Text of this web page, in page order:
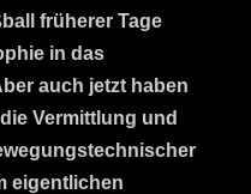
früherer Tage
in das
auch jetzt haben
Vermittlung und
eigentlichen